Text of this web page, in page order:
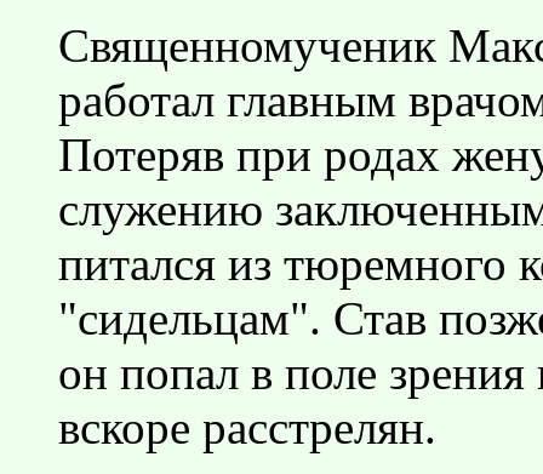
Священномученик
работал главным
Потеряв при родах
служению
питался из тюремного
"сидельцам". Став
он попал в поле зрения
вскоре расстрелян.